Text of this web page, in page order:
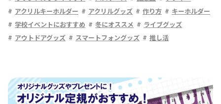
アクリルキーホルダー
アクリルグッズ 作り方
キーホルダー
学校イベントにおすすめ
冬にオススメ
ライブグッズ
アウトドアグッズ
スマートフォングッズ 推し活